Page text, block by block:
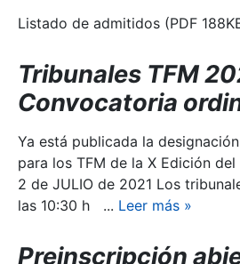
Listado de admitidos (PDF
Tribunales TFM
Convocatoria
Ya está publicada la
para los TFM de la X Edición
2 de JULIO de 2021 Los
las 10:30 h ... Leer más »
Preinscripción